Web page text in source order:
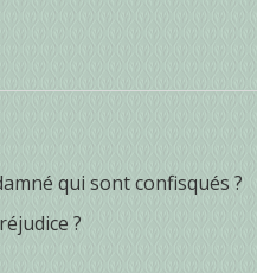
qui sont confisqués ?
?